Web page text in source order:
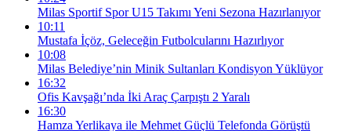
Milas Sportif Spor U15 Takımı Yeni Sezona Hazırlanıyor
10:11
Mustafa İçöz, Geleceğin Futbolcularını Hazırlıyor
10:08
Milas Belediye’nin Minik Sultanları Kondisyon Yüklüyor
16:32
Ofis Kavşağı’nda İki Araç Çarpıştı 2 Yaralı
16:30
Hamza Yerlikaya ile Mehmet Güçlü Telefonda Görüştü